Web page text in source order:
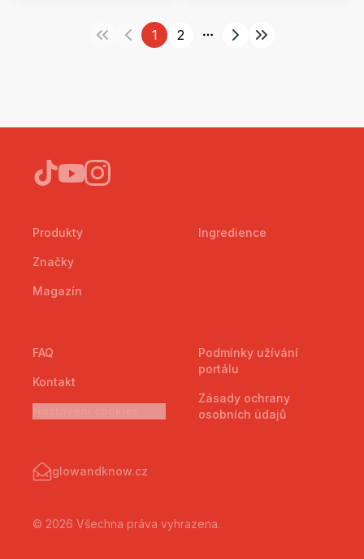
1 2
More pages
Produkty
Značky
Magazín
Ingredience
FAQ
Kontakt
Podmínky užívání
portálu
Zásady ochrany
osobních údajů
glowandknow.cz
© 2026 Všechna práva vyhrazena.